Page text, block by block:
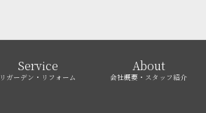
Service
リガーデン・リフォーム
About
会社概要・スタッフ紹介